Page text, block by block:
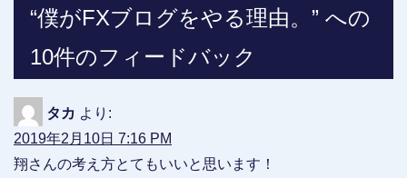
“僕がFXブログをやる理由。” への
10件のフィードバック
タカ より:
2019年2月10日 7:16 PM
翔さんの考え方とてもいいと思います！